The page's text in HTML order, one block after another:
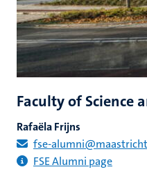
Faculty of Science
Rafaëla Frijns
fse-
FSE Alumni page